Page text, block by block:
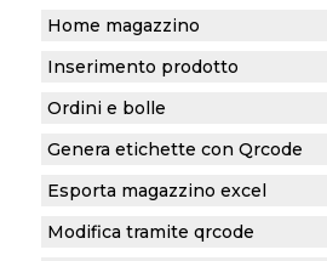
Home magazzino
Inserimento prodotto
Ordini e bolle
Genera etichette con Qrcode
Esporta magazzino excel
Modifica tramite qrcode